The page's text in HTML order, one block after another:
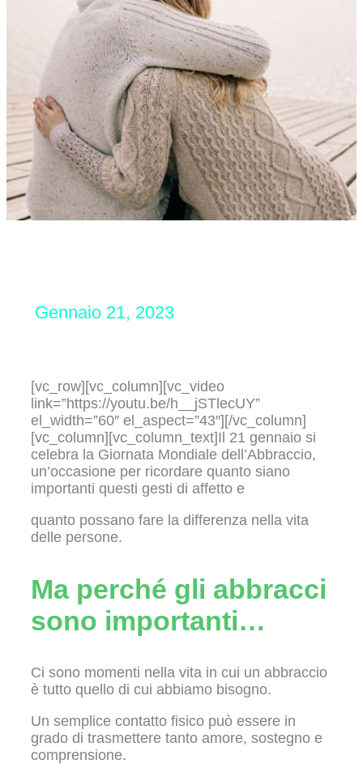
Gennaio 21, 2023
[vc_row][vc_column][vc_video
link=”https://youtu.be/h__jSTlecUY”
el_width=”60″ el_aspect=”43″][/vc_column]
[vc_column][vc_column_text]Il 21 gennaio si
celebra la Giornata Mondiale dell’Abbraccio,
un’occasione per ricordare quanto siano
importanti questi gesti di affetto e
quanto possano fare la differenza nella vita
delle persone.
Ma perché gli abbracci
sono importanti…
Ci sono momenti nella vita in cui un abbraccio
è tutto quello di cui abbiamo bisogno.
Un semplice contatto fisico può essere in
grado di trasmettere tanto amore, sostegno e
comprensione.